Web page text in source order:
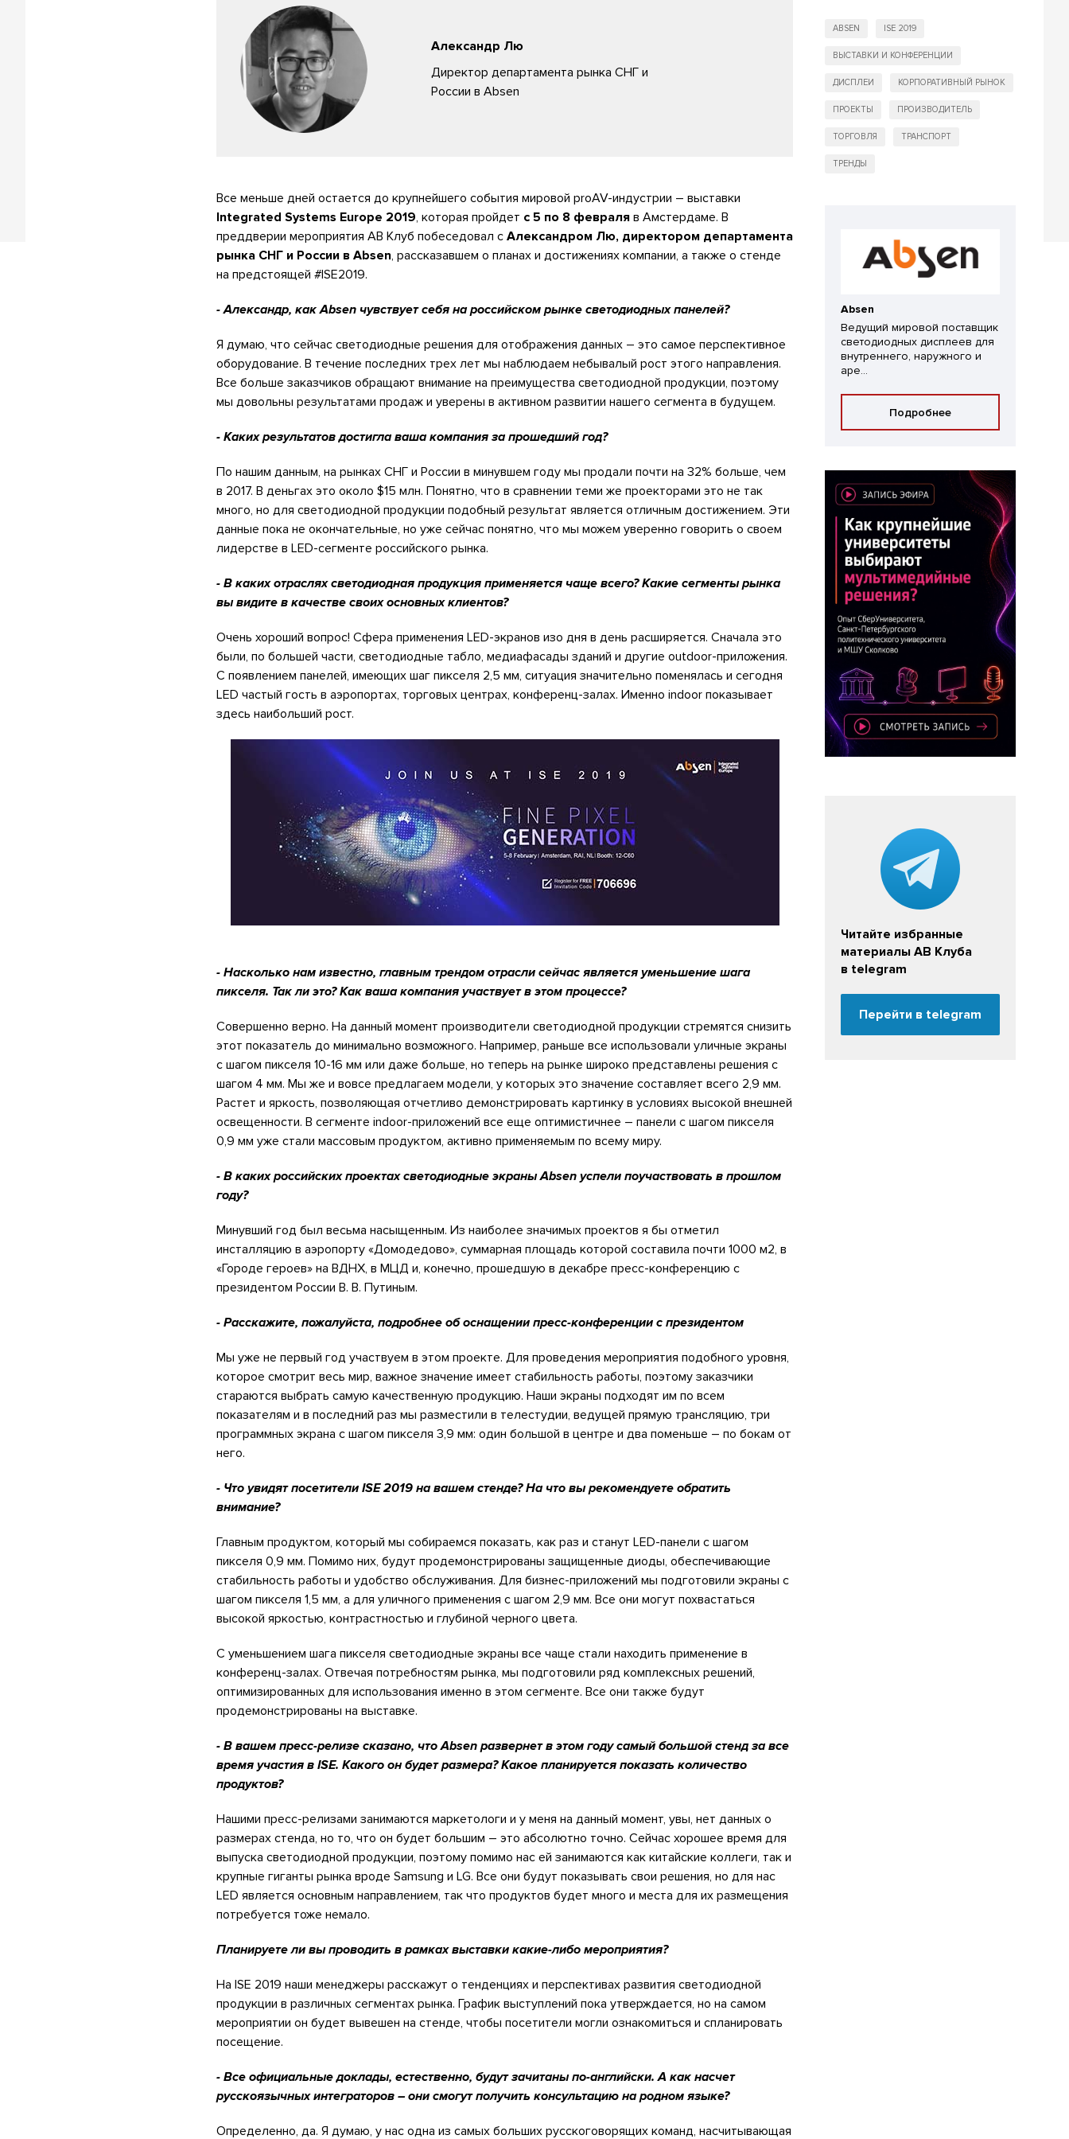
Александр Лю
Директор департамента рынка СНГ и
России в Absen
Все меньше дней остается до крупнейшего события мировой proAV-индустрии – выставки
Integrated Systems Europe 2019, которая пройдет с 5 по 8 февраля в Амстердаме. В
преддверии мероприятия АВ Клуб побеседовал с Александром Лю, директором департамента
рынка СНГ и России в Absen, рассказавшем о планах и достижениях компании, а также о стенде
на предстоящей #ISE2019.
- Александр, как Absen чувствует себя на российском рынке светодиодных панелей?
Я думаю, что сейчас светодиодные решения для отображения данных – это самое перспективное
оборудование. В течение последних трех лет мы наблюдаем небывалый рост этого направления.
Все больше заказчиков обращают внимание на преимущества светодиодной продукции, поэтому
мы довольны результатами продаж и уверены в активном развитии нашего сегмента в будущем.
- Каких результатов достигла ваша компания за прошедший год?
По нашим данным, на рынках СНГ и России в минувшем году мы продали почти на 32% больше, чем
в 2017. В деньгах это около $15 млн. Понятно, что в сравнении теми же проекторами это не так
много, но для светодиодной продукции подобный результат является отличным достижением. Эти
данные пока не окончательные, но уже сейчас понятно, что мы можем уверенно говорить о своем
лидерстве в LED-сегменте российского рынка.
- В каких отраслях светодиодная продукция применяется чаще всего? Какие сегменты рынка
вы видите в качестве своих основных клиентов?
Очень хороший вопрос! Сфера применения LED-экранов изо дня в день расширяется. Сначала это
были, по большей части, светодиодные табло, медиафасады зданий и другие outdoor-приложения.
С появлением панелей, имеющих шаг пикселя 2,5 мм, ситуация значительно поменялась и сегодня
LED частый гость в аэропортах, торговых центрах, конференц-залах. Именно indoor показывает
здесь наибольший рост.
- Насколько нам известно, главным трендом отрасли сейчас является уменьшение шага
пикселя. Так ли это? Как ваша компания участвует в этом процессе?
Совершенно верно. На данный момент производители светодиодной продукции стремятся снизить
этот показатель до минимально возможного. Например, раньше все использовали уличные экраны
с шагом пикселя 10-16 мм или даже больше, но теперь на рынке широко представлены решения с
шагом 4 мм. Мы же и вовсе предлагаем модели, у которых это значение составляет всего 2,9 мм.
Растет и яркость, позволяющая отчетливо демонстрировать картинку в условиях высокой внешней
освещенности. В сегменте indoor-приложений все еще оптимистичнее – панели с шагом пикселя
0,9 мм уже стали массовым продуктом, активно применяемым по всему миру.
- В каких российских проектах светодиодные экраны Absen успели поучаствовать в прошлом
году?
Минувший год был весьма насыщенным. Из наиболее значимых проектов я бы отметил
инсталляцию в аэропорту «Домодедово», суммарная площадь которой составила почти 1000 м2, в
«Городе героев» на ВДНХ, в МЦД и, конечно, прошедшую в декабре пресс-конференцию с
президентом России В. В. Путиным.
- Расскажите, пожалуйста, подробнее об оснащении пресс-конференции с президентом
Мы уже не первый год участвуем в этом проекте. Для проведения мероприятия подобного уровня,
которое смотрит весь мир, важное значение имеет стабильность работы, поэтому заказчики
стараются выбрать самую качественную продукцию. Наши экраны подходят им по всем
показателям и в последний раз мы разместили в телестудии, ведущей прямую трансляцию, три
программных экрана с шагом пикселя 3,9 мм: один большой в центре и два поменьше – по бокам от
него.
- Что увидят посетители ISE 2019 на вашем стенде? На что вы рекомендуете обратить
внимание?
Главным продуктом, который мы собираемся показать, как раз и станут LED-панели с шагом
пикселя 0,9 мм. Помимо них, будут продемонстрированы защищенные диоды, обеспечивающие
стабильность работы и удобство обслуживания. Для бизнес-приложений мы подготовили экраны с
шагом пикселя 1,5 мм, а для уличного применения с шагом 2,9 мм. Все они могут похвастаться
высокой яркостью, контрастностью и глубиной черного цвета.
С уменьшением шага пикселя светодиодные экраны все чаще стали находить применение в
конференц-залах. Отвечая потребностям рынка, мы подготовили ряд комплексных решений,
оптимизированных для использования именно в этом сегменте. Все они также будут
продемонстрированы на выставке.
- В вашем пресс-релизе сказано, что Absen развернет в этом году самый большой стенд за все
время участия в ISE. Какого он будет размера? Какое планируется показать количество
продуктов?
Нашими пресс-релизами занимаются маркетологи и у меня на данный момент, увы, нет данных о
размерах стенда, но то, что он будет большим – это абсолютно точно. Сейчас хорошее время для
выпуска светодиодной продукции, поэтому помимо нас ей занимаются как китайские коллеги, так и
крупные гиганты рынка вроде Samsung и LG. Все они будут показывать свои решения, но для нас
LED является основным направлением, так что продуктов будет много и места для их размещения
потребуется тоже немало.
Планируете ли вы проводить в рамках выставки какие-либо мероприятия?
На ISE 2019 наши менеджеры расскажут о тенденциях и перспективах развития светодиодной
продукции в различных сегментах рынка. График выступлений пока утверждается, но на самом
мероприятии он будет вывешен на стенде, чтобы посетители могли ознакомиться и спланировать
посещение.
- Все официальные доклады, естественно, будут зачитаны по-английски. А как насчет
русскоязычных интеграторов – они смогут получить консультацию на родном языке?
Определенно, да. Я думаю, у нас одна из самых больших русскоговорящих команд, насчитывающая
ABSEN ISE 2019
ВЫСТАВКИ И КОНФЕРЕНЦИИ
ДИСПЛЕИ КОРПОРАТИВНЫЙ РЫНОК
ПРОЕКТЫ ПРОИЗВОДИТЕЛЬ
ТОРГОВЛЯ ТРАНСПОРТ
ТРЕНДЫ
Absen
Ведущий мировой поставщик
светодиодных дисплеев для
внутреннего, наружного и
аре...
Подробнее
Читайте избранные
материалы АВ Клуба
в telegram
Перейти в telegram